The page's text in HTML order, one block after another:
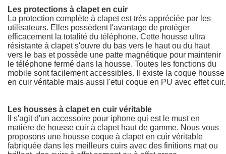
Les protections à clapet en cuir
La protection complète à clapet est très appréciée par les
utilisateurs. Elles possèdent l'avantage de protéger
efficacement la totalité du téléphone. Cette housse ultra
résistante à clapet s'ouvre du bas vers le haut ou du haut
vers le bas et possède une patte magnétique pour maintenir
le téléphone fermé dans la housse. Toutes les fonctions du
mobile sont facilement accessibles. Il existe la coque housse
en cuir véritable mais aussi l'etui coque en PU avec effet cuir.
Les housses à clapet en cuir véritable
Il s'agit d'un accessoire pour iphone qui est le must en
matière de housse cuir à clapet haut de gamme. Nous vous
proposons une housse coque à clapet en cuir véritable
fabriquée dans les meilleurs cuirs avec des finitions mat ou